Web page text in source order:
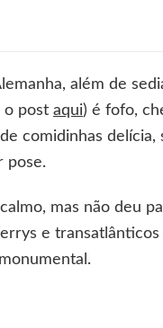
além de
o post aqui) é fofo,
comidinhas delícia,
pose.
mas não deu
e